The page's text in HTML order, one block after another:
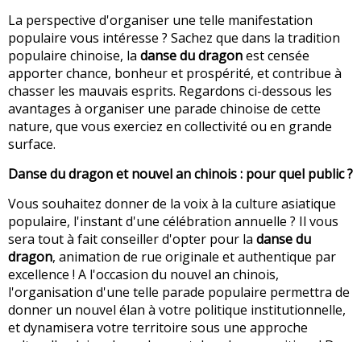
La perspective d'organiser une telle manifestation
populaire vous intéresse ? Sachez que dans la tradition
populaire chinoise, la danse du dragonest censée
apporter chance, bonheur et prospérité, et contribue à
chasser les mauvais esprits. Regardons ci-dessous les
avantages à organiser une parade chinoise de cette
nature, que vous exerciez en collectivité ou en grande
surface.
Danse du dragon et nouvel an chinois : pour quel public ?
Vous souhaitez donner de la voix à la culture asiatique
populaire, l'instant d'une célébration annuelle ? Il vous
sera tout à fait conseiller d'opter pour la danse du
dragon, animation de rue originale et authentique par
excellence ! A l'occasion du nouvel an chinois,
l'organisation d'une telle parade populaire permettra de
donner un nouvel élan à votre politique institutionnelle,
et dynamisera votre territoire sous une approche